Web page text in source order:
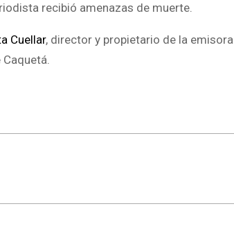
recibió amenazas de muerte.
Cuellar, director y propietario de la emisora